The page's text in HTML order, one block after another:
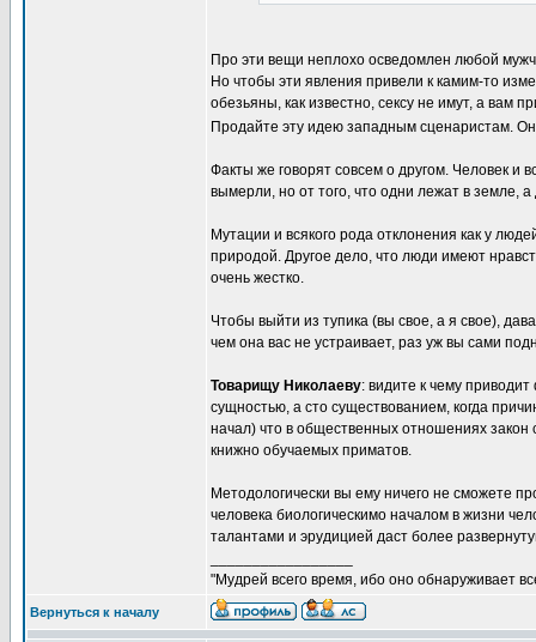
Про эти вещи неплохо осведомлен любой
Но чтобы эти явления привели к камим-то
обезьяны, как известно, сексу не имут, а вам
Продайте эту идею западным сценаристам.
Факты же говорят совсем о другом. Человек и
вымерли, но от того, что одни лежат в земле,
Мутации и всякого рода отклонения как у
природой. Другое дело, что люди имеют
очень жестко.
Чтобы выйти из тупика (вы свое, а я свое),
чем она вас не устраивает, раз уж вы сами
Товарищу Николаеву: видите к чему
сущностью, а сто существованием, когда
начал) что в общественных отношениях закон
книжно обучаемых приматов.
Методологически вы ему ничего не сможете
человека биологическимо началом в жизни
талантами и эрудицией даст более
"Мудрей всего время, ибо оно обнаруживает
Вернуться к началу